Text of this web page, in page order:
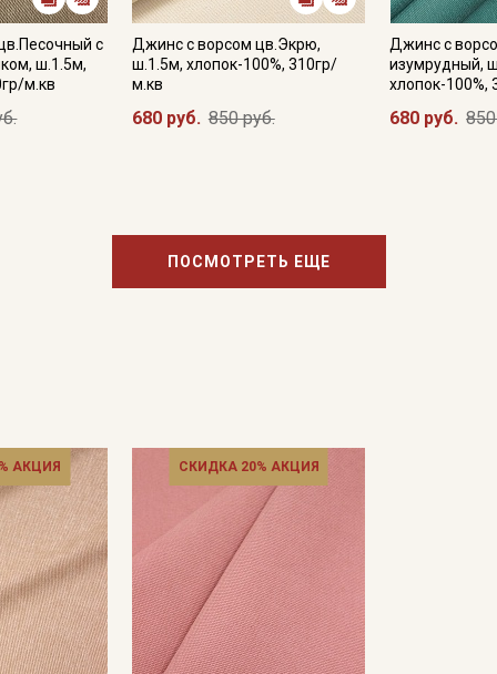
с
ш.1.5м,
м.кв
Джинс с ворсом цв.Экрю,
ш.1.5м, хлопок-100%, 310гр/
м.кв
680 руб. 850 руб.
Джинс с
изумрудный,
хлопок-100%,
680 руб.
ПОСМОТРЕТЬ ЕЩЕ
АКЦИЯ СКИДКА 20% АКЦИЯ
Подписаться
информационных рассылок